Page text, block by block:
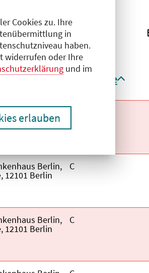
Cookies zu. Ihre
in
haben.
widerrufen oder Ihre
und im
erlauben
Kategorie
aufsteigend
aufsteigend
Berlin,
12101 Berlin
Berlin,
12101 Berlin
Kategorie:
C
Berlin,
12101 Berlin
Kategorie:
C